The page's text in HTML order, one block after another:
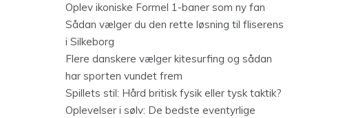
Oplev ikoniske Formel 1-baner som ny fan
Sådan vælger du den rette løsning til fliserens
i Silkeborg
Flere danskere vælger kitesurfing og sådan
har sporten vundet frem
Spillets stil: Hård britisk fysik eller tysk taktik?
Oplevelser i sølv: De bedste eventyrlige